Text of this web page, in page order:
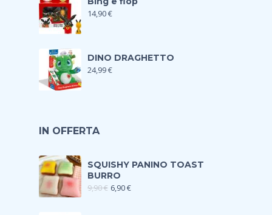
14,90€
DINO DRAGHETTO
24,99€
IN OFFERTA
SQUISHY PANINO TOAST
BURRO
9,90€ 6,90€